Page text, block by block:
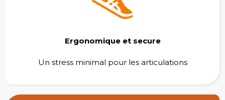
Ergonomique et secure
Un stress minimal pour les articulations